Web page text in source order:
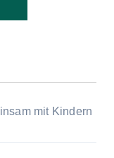
mit Kindern